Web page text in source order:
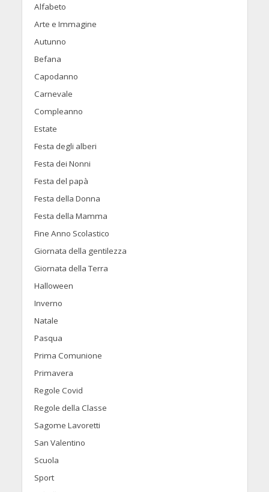
Alfabeto
Arte e Immagine
Autunno
Befana
Capodanno
Carnevale
Compleanno
Estate
Festa degli alberi
Festa dei Nonni
Festa del papà
Festa della Donna
Festa della Mamma
Fine Anno Scolastico
Giornata della gentilezza
Giornata della Terra
Halloween
Inverno
Natale
Pasqua
Prima Comunione
Primavera
Regole Covid
Regole della Classe
Sagome Lavoretti
San Valentino
Scuola
Sport